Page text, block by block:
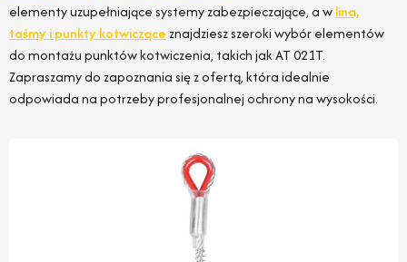
elementy uzupełniające systemy zabezpieczające, a wlina,
taśmy i punkty kotwiczące znajdziesz szeroki wybór elementów
do montażu punktów kotwiczenia, takich jak AT 021T.
Zapraszamy do zapoznania się z ofertą, która idealnie
odpowiada na potrzeby profesjonalnej ochrony na wysokości.